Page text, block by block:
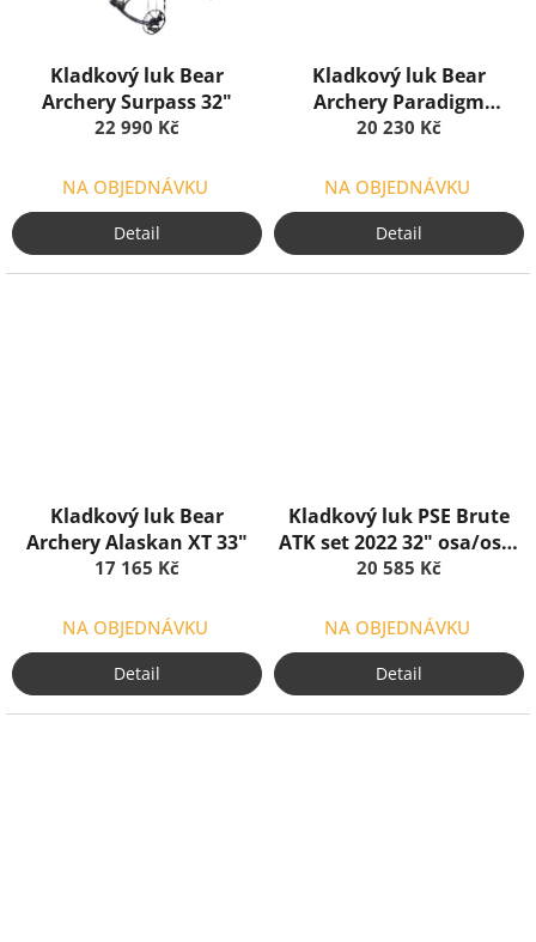
Kladkový luk Bear
Archery Surpass 32"
22 990 Kč
NA OBJEDNÁVKU
Detail
Kladkový luk Bear
Archery Paradigm
Package
20 230 Kč
NA OBJEDNÁVKU
Detail
Kladkový luk Bear
Archery Alaskan XT 33"
17 165 Kč
NA OBJEDNÁVKU
Detail
Kladkový luk PSE Brute
ATK set 2022 32" osa/osa,
329 Fps
20 585 Kč
NA OBJEDNÁVKU
Detail